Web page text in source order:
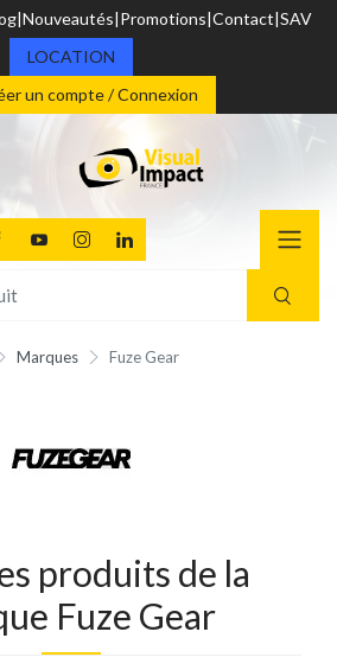
Nouveautés Promotions Contact SAV
LOCATION
un compte / Connexion
Marques Fuze Gear
produits de la
Fuze Gear